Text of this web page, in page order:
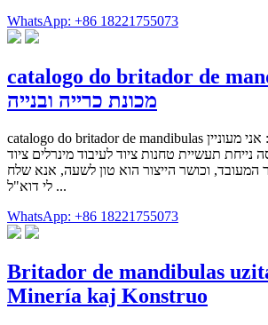
WhatsApp: +86 18221755073
catalogo do britador de
מכונת כרייה ובנייה
catalogo do britador de mandibulas קבל מחיר ותמיכה :: אני מעוניין
נייחת תעשיית טחנות ציוד לעיבוד מינרלים ציוד
המעובד, וכושר הייצור הוא טון לשעה, אנא שלח
לי דוא"ל ...
WhatsApp: +86 18221755073
Britador de mandibulas
Minería kaj Konstruo